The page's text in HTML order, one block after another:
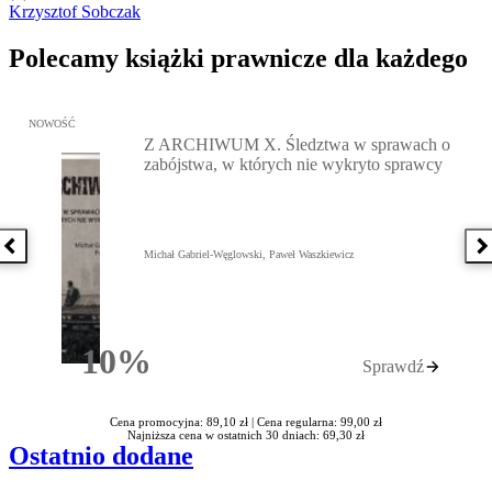
Krzysztof Sobczak
Polecamy książki prawnicze dla każdego
Poprzednia książka
Przejdź do: Z ARCHIWUM X. Śledztwa w sprawach o
NOWOŚĆ
10%Rabatu
Z ARCHIWUM X. Śledztwa w sprawach o
zabójstwa, w których nie wykryto sprawcy
Michał Gabriel-Węglowski, Paweł Waszkiewicz
Sprawdź
Cena promocyjna: 89,10 zł | Cena regularna: 99,00 zł
Najniższa cena w ostatnich 30 dniach: 69,30 zł
Ostatnio dodane